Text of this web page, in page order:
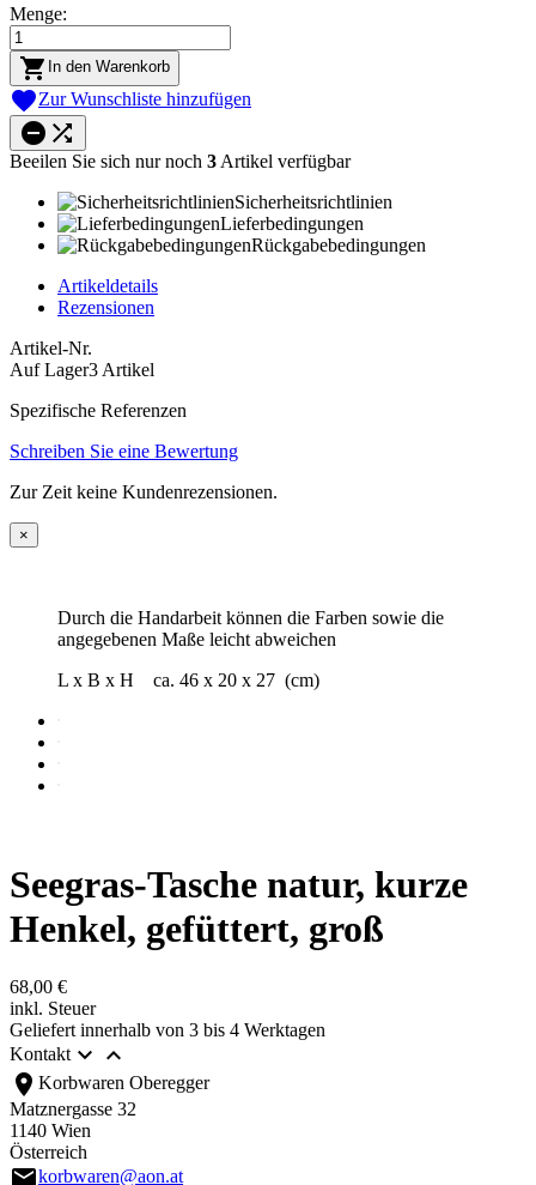
Menge:
 In den Warenkorb
Zur Wunschliste hinzufügen
 
Beeilen Sie sich nur noch 3 Artikel verfügbar
Sicherheitsrichtlinien
Lieferbedingungen
Rückgabebedingungen
Artikeldetails
Rezensionen
Artikel-Nr.
Auf Lager3 Artikel
Spezifische Referenzen
Schreiben Sie eine Bewertung
Zur Zeit keine Kundenrezensionen.
×
Durch die Handarbeit können die Farben sowie die
angegebenen Maße leicht abweichen
L x B x H ca. 46 x 20 x 27 (cm)
Seegras-Tasche natur, kurze
Henkel, gefüttert, groß
68,00 €
inkl. Steuer
Geliefert innerhalb von 3 bis 4 Werktagen
Kontakt 
location_on Korbwaren Oberegger
Matznergasse 32
1140 Wien
Österreich
emailkorbwaren@aon.at